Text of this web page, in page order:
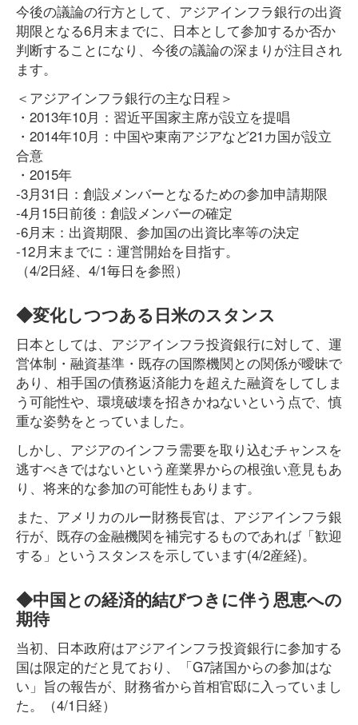
今後の議論の行方として、アジアインフラ銀行の出資
期限となる6月末までに、日本として参加するか否か
判断することになり、今後の議論の深まりが注目され
ます。
＜アジアインフラ銀行の主な日程＞
・2013年10月：習近平国家主席が設立を提唱
・2014年10月：中国や東南アジアなど21カ国が設立
合意
・2015年
-3月31日：創設メンバーとなるための参加申請期限
-4月15日前後：創設メンバーの確定
-6月末：出資期限、参加国の出資比率等の決定
-12月末までに：運営開始を目指す。
（4/2日経、4/1毎日を参照）
◆変化しつつある日米のスタンス
日本としては、アジアインフラ投資銀行に対して、運
営体制・融資基準・既存の国際機関との関係が曖昧で
あり、相手国の債務返済能力を超えた融資をしてしま
う可能性や、環境破壊を招きかねないという点で、慎
重な姿勢をとっていました。
しかし、アジアのインフラ需要を取り込むチャンスを
逃すべきではないという産業界からの根強い意見もあ
り、将来的な参加の可能性もあります。
また、アメリカのルー財務長官は、アジアインフラ銀
行が、既存の金融機関を補完するものであれば「歓迎
する」というスタンスを示しています(4/2産経)。
◆中国との経済的結びつきに伴う恩恵への
期待
当初、日本政府はアジアインフラ投資銀行に参加する
国は限定的だと見ており、「G7諸国からの参加はな
い」旨の報告が、財務省から首相官邸に入っていまし
た。（4/1日経）